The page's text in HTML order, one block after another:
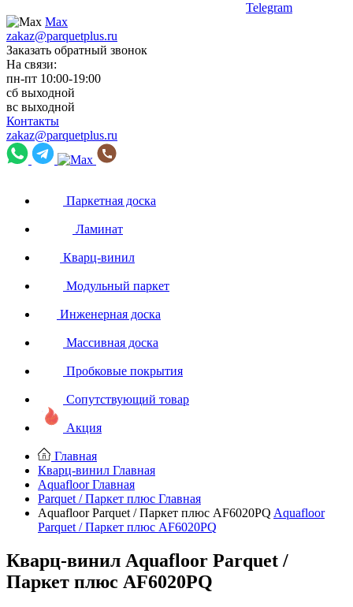
Telegram
Max
zakaz@parquetplus.ru
Заказать обратный звонок
На связи:
пн-пт 10:00-19:00
сб выходной
вс выходной
Контакты
zakaz@parquetplus.ru
Паркетная доска
Ламинат
Кварц-винил
Модульный паркет
Инженерная доска
Массивная доска
Пробковые покрытия
Сопутствующий товар
Акция
Главная
Кварц-винил Главная
Aquafloor Главная
Parquet / Паркет плюс Главная
Aquafloor Parquet / Паркет плюс AF6020PQ Aquafloor
Parquet / Паркет плюс AF6020PQ
Кварц-винил Aquafloor Parquet /
Паркет плюс AF6020PQ